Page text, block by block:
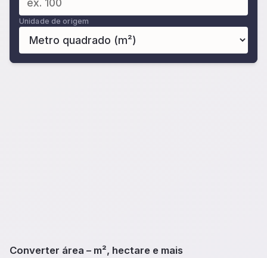
Unidade de origem
Converter área – m², hectare e mais